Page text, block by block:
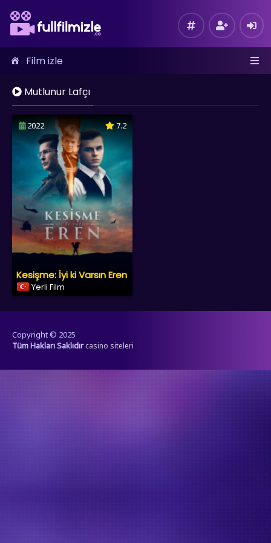
Film izle
Mutlunur Lafçı
2022 7.2
Kesişme: İyi ki Varsın Eren
Yerli Film
Copyright © 2025
Tüm Hakları Saklıdır casino siteleri